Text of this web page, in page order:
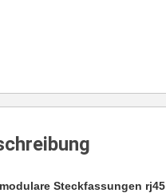
modulare Steckfassungen rj45